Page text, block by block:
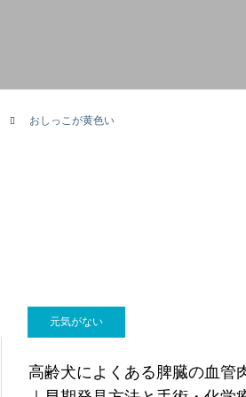
おしっこが黄色い
元気がない
高齢犬によくある脾臓の血管